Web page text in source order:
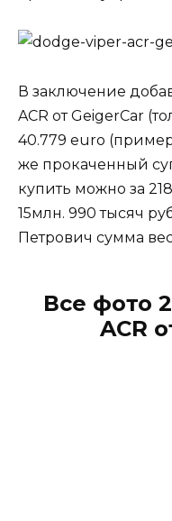
В заключение
ACR от GeigerCar
40.779 euro
же прокаченный
купить можно за
15млн. 990 тысяч
Петрович сумма
Все фото
ACR